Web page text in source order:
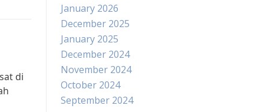
di
January 2026
December 2025
January 2025
December 2024
November 2024
October 2024
September 2024